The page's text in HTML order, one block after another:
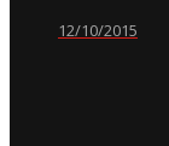
12/10/2015